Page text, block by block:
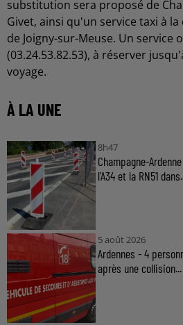
substitution sera proposé de
Givet, ainsi qu'un service taxi à
de Joigny-sur-Meuse. Un service
(03.24.53.82.53), à réserver
voyage.
À LA UNE
8h47
Champagne-
l'A34 et la RN51
5 août 2026
Ardennes - 4
après une collision...